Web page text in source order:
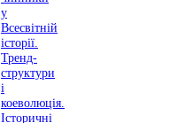
у
Всесвітній
історії.
Тренд-
структури
і
коеволюція.
Історичні